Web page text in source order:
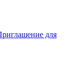
для